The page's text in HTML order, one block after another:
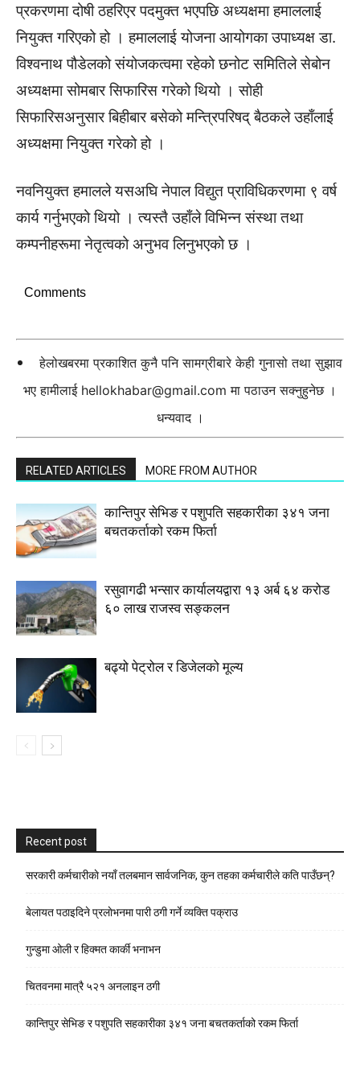
प्रकरणमा दोषी ठहरिएर पदमुक्त भएपछि अध्यक्षमा हमाललाई
नियुक्त गरिएको हो । हमाललाई योजना आयोगका उपाध्यक्ष डा.
विश्वनाथ पौडेलको संयोजकत्वमा रहेको छनोट समितिले सेबोन
अध्यक्षमा सोमबार सिफारिस गरेको थियो । सोही
सिफारिसअनुसार बिहीबार बसेको मन्त्रिपरिषद् बैठकले उहाँलाई
अध्यक्षमा नियुक्त गरेको हो ।
नवनियुक्त हमालले यसअघि नेपाल विद्युत प्राविधिकरणमा ९ वर्ष
कार्य गर्नुभएको थियो । त्यस्तै उहाँले विभिन्न संस्था तथा
कम्पनीहरूमा नेतृत्वको अनुभव लिनुभएको छ ।
Comments
हेलोखबरमा प्रकाशित कुनै पनि सामग्रीबारे केही गुनासो तथा सुझाव
भए हामीलाई hellokhabar@gmail.com मा पठाउन सक्नुहुनेछ ।
धन्यवाद ।
RELATED ARTICLES MORE FROM AUTHOR
कान्तिपुर सेभिङ र पशुपति सहकारीका ३४१ जना
बचतकर्ताको रकम फिर्ता
रसुवागढी भन्सार कार्यालयद्वारा १३ अर्ब ६४ करोड
६० लाख राजस्व सङ्कलन
बढ्यो पेट्रोल र डिजेलको मूल्य
Recent post
सरकारी कर्मचारीकाे नयाँ तलबमान सार्वजनिक, कुन तहका कर्मचारीले कति पाउँछन्?
बेलायत पठाइदिने प्रलाेभनमा पारी ठगी गर्ने व्यक्ति पक्राउ
गुन्डुमा ओली र हिक्मत कार्की भनाभन
चितवनमा मात्रै ५२१ अनलाइन ठगी
कान्तिपुर सेभिङ र पशुपति सहकारीका ३४१ जना बचतकर्ताको रकम फिर्ता